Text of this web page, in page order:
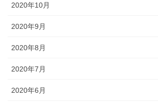
2020年10月
2020年9月
2020年8月
2020年7月
2020年6月